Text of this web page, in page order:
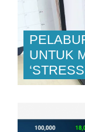
UNTUK